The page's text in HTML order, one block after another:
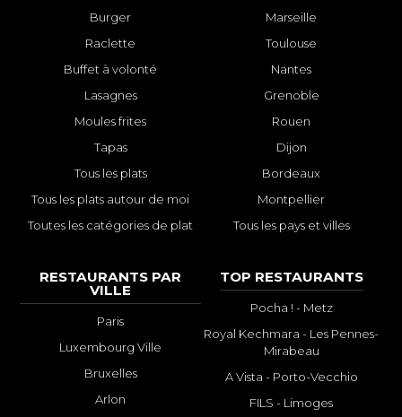
Burger
Raclette
Buffet à volonté
Lasagnes
Moules frites
Tapas
Tous les plats
Tous les plats autour de moi
Toutes les catégories de plat
Marseille
Toulouse
Nantes
Grenoble
Rouen
Dijon
Bordeaux
Montpellier
Tous les pays et villes
RESTAURANTS PAR
VILLE
Paris
Luxembourg Ville
Bruxelles
Arlon
TOP RESTAURANTS
Pocha ! - Metz
Royal Kechmara - Les Pennes-
Mirabeau
A Vista - Porto-Vecchio
FILS - Limoges